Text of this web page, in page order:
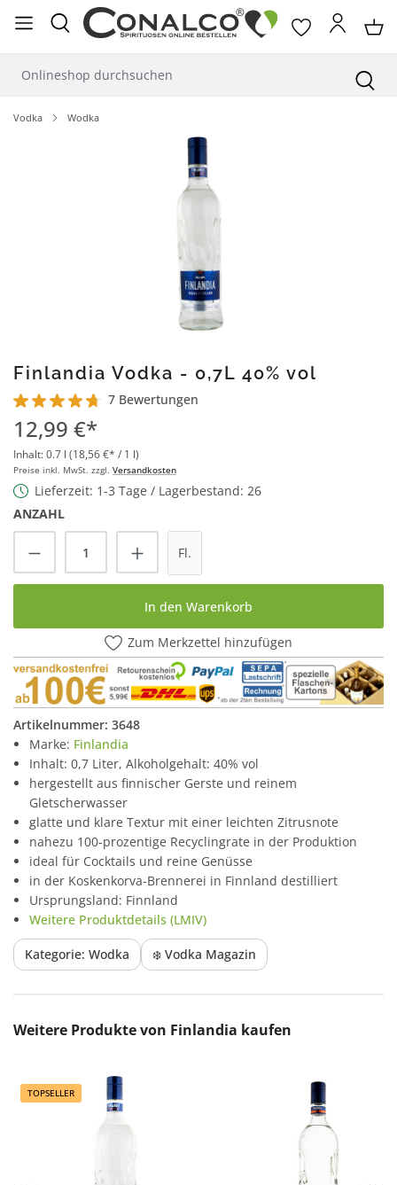
springen
Vodka Wodka
Finlandia Vodka - 0,7L 40% vol
Durchschnittliche Bewertung von 4.8 von 5 Sternen
7 Bewertungen
12,99 €*
Inhalt:0.7 l (18,56 €* / 1 l)
Preise inkl. MwSt. zzgl. Versandkosten
Lieferzeit: 1-3 Tage / Lagerbestand: 26
ANZAHL
Produkt Anzahl: Gib den gewünschten
Fl.
In den Warenkorb
Zum Merkzettel hinzufügen
Artikelnummer: 3648
Marke: Finlandia
Inhalt: 0,7 Liter, Alkoholgehalt: 40% vol
hergestellt aus finnischer Gerste und reinem
Gletscherwasser
glatte und klare Textur mit einer leichten Zitrusnote
nahezu 100-prozentige Recyclingrate in der Produktion
ideal für Cocktails und reine Genüsse
in der Koskenkorva-Brennerei in Finnland destilliert
Ursprungsland: Finnland
Weitere Produktdetails (LMIV)
Kategorie: Wodka ❄️ Vodka Magazin
Produktgalerie überspringen
Weitere Produkte von Finlandia kaufen
TOPSELLER